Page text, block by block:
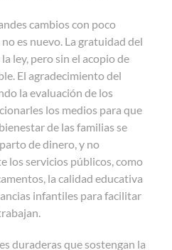
cambios con poco
es nuevo. La gratuidad del
ley, pero sin el acopio de
El agradecimiento del
la evaluación de los
los medios para que
de las familias se
de dinero, y no
los servicios públicos, como
la calidad educativa
infantiles para facilitar
duraderas que sostengan la